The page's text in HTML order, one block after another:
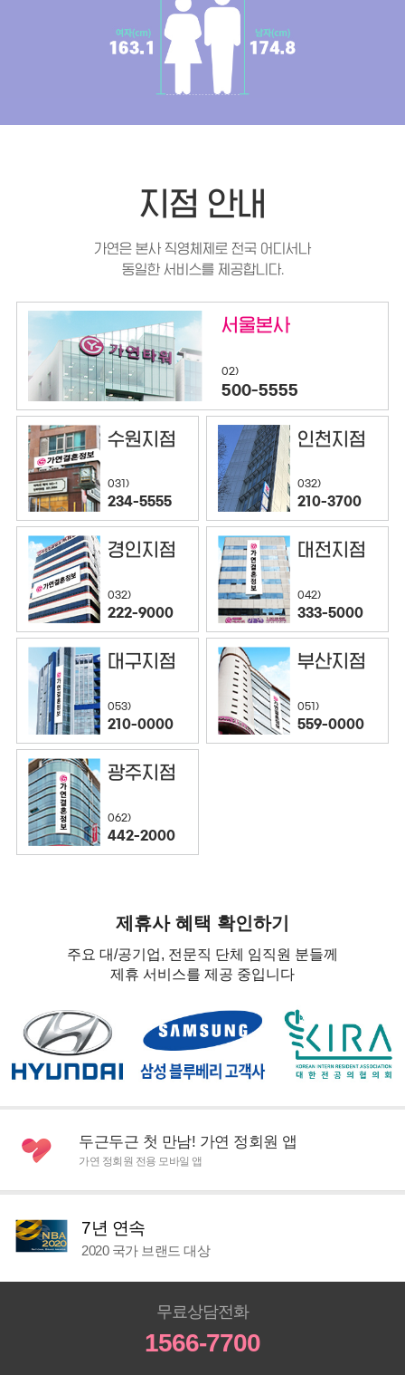
지점 안내
가연은 본사 직영체제로 전국 어디서나
동일한 서비스를 제공합니다.
서울본사
02)
500-5555
수원지점
031)
234-5555
인천지점
032)
210-3700
경인지점
032)
222-9000
대전지점
042)
333-5000
대구지점
053)
210-0000
부산지점
051)
559-0000
광주지점
062)
442-2000
제휴사 혜택 확인하기
주요 대/공기업, 전문직 단체 임직원 분들께
제휴 서비스를 제공 중입니다
두근두근 첫 만남! 가연 정회원 앱
가연 정회원 전용 모바일 앱
7년 연속
2020 국가 브랜드 대상
무료상담전화
1566-7700